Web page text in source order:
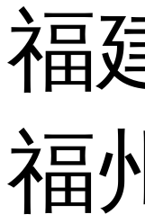
福
福